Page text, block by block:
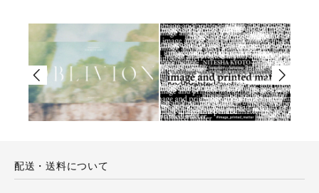
配送・送料について